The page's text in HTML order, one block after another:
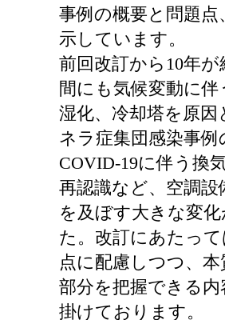
事例の概要と問題点
示しています。
前回改訂から10年
間にも気候変動に伴
湿化、冷却塔を原因
ネラ症集団感染事例
COVID-19に伴う換
再認識など、空調設
を及ぼす大きな変
た。改訂にあたっ
点に配慮しつつ、
部分を把握できる
掛けております。